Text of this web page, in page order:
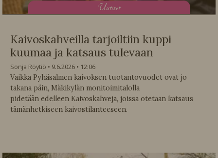
Uutiset
Kaivoskahveilla tarjoiltiin kuppi
kuumaa ja katsaus tulevaan
Sonja Röytiö 9.6.2026
12:06
Vaikka Pyhäsalmen kaivoksen tuotantovuodet ovat jo
takana päin, Mäkikylän monitoimitalolla
pidetään edelleen Kaivoskahveja, joissa otetaan katsaus
tämänhetkiseen kaivostilanteeseen.